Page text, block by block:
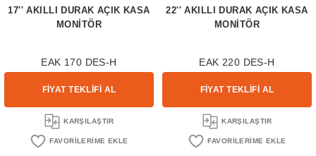
17'' AKILLI DURAK AÇIK KASA
MONİTÖR
EAK 170 DES-H
FİYAT TEKLİFİ AL
KARŞILAŞTIR
22'' AKILLI DURAK AÇIK KASA
MONİTÖR
EAK 220 DES-H
FİYAT TEKLİFİ AL
KARŞILAŞTIR